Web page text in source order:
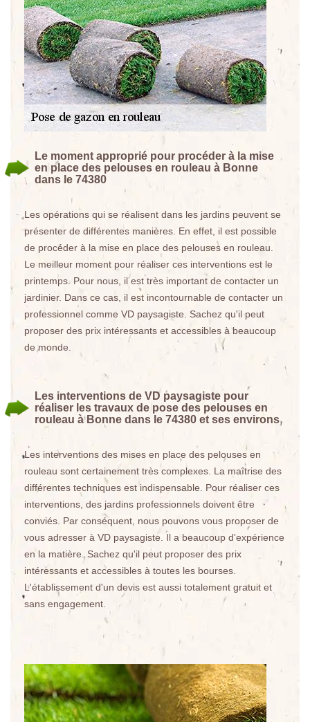
Le moment approprié pour procéder à la mise
en place des pelouses en rouleau à Bonne
dans le 74380
Les opérations qui se réalisent dans les jardins peuvent se
présenter de différentes manières. En effet, il est possible
de procéder à la mise en place des pelouses en rouleau.
Le meilleur moment pour réaliser ces interventions est le
printemps. Pour nous, il est très important de contacter un
jardinier. Dans ce cas, il est incontournable de contacter un
professionnel comme VD paysagiste. Sachez qu'il peut
proposer des prix intéressants et accessibles à beaucoup
de monde.
Les interventions de VD paysagiste pour
réaliser les travaux de pose des pelouses en
rouleau à Bonne dans le 74380 et ses environs
Les interventions des mises en place des pelouses en
rouleau sont certainement très complexes. La maîtrise des
différentes techniques est indispensable. Pour réaliser ces
interventions, des jardins professionnels doivent être
conviés. Par conséquent, nous pouvons vous proposer de
vous adresser à VD paysagiste. Il a beaucoup d'expérience
en la matière. Sachez qu'il peut proposer des prix
intéressants et accessibles à toutes les bourses.
L'établissement d'un devis est aussi totalement gratuit et
sans engagement.